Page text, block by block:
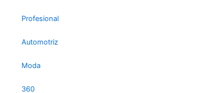
Profesional
Automotriz
Moda
360